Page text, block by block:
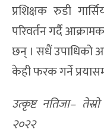
प्रशिक्षक रुडी
परिवर्तन गर्दै
छन् । सधैं उपाधिको
केही फरक गर्ने
उत्कृष्ट नतिजा–
२०२२